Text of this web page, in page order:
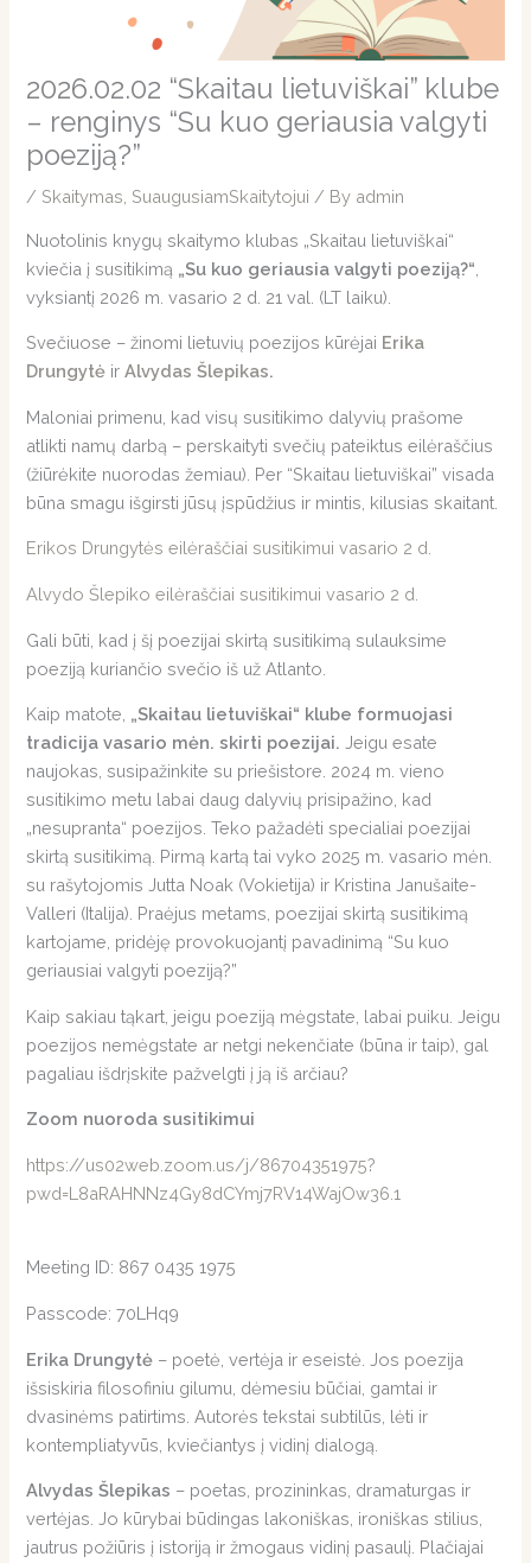
2026.02.02 “Skaitau lietuviškai” klube
– renginys “Su kuo geriausia valgyti
poeziją?”
/ Skaitymas SuaugusiamSkaitytojui / By admin
Nuotolinis knygų skaitymo klubas „Skaitau lietuviškai“
kviečia į susitikimą „Su kuo geriausia valgyti poeziją?“
vyksiantį 2026 m. vasario 2 d. 21 val. (LT laiku).
Svečiuose – žinomi lietuvių poezijos kūrėjai Erika
Drungytė ir Alvydas Šlepikas.
Maloniai primenu, kad visų susitikimo dalyvių prašome
atlikti namų darbą – perskaityti svečių pateiktus eilėraščius
(žiūrėkite nuorodas žemiau). Per “Skaitau lietuviškai” visada
būna smagu išgirsti jūsų įspūdžius ir mintis, kilusias skaitant.
Erikos Drungytės eilėraščiai susitikimui vasario 2 d.
Alvydo Šlepiko eilėraščiai susitikimui vasario 2 d.
Gali būti, kad į šį poezijai skirtą susitikimą sulauksime
poeziją kuriančio svečio iš už Atlanto.
Kaip matote, „Skaitau lietuviškai“ klube formuojasi
tradicija vasario mėn. skirti poezijai. Jeigu esate
naujokas, susipažinkite su priešistore. 2024 m. vieno
susitikimo metu labai daug dalyvių prisipažino, kad
„nesupranta“ poezijos. Teko pažadėti specialiai poezijai
skirtą susitikimą. Pirmą kartą tai vyko 2025 m. vasario mėn.
su rašytojomis Jutta Noak (Vokietija) ir Kristina Janušaite-
Valleri (Italija). Praėjus metams, poezijai skirtą susitikimą
kartojame, pridėję provokuojantį pavadinimą “Su kuo
geriausiai valgyti poeziją?”
Kaip sakiau tąkart, jeigu poeziją mėgstate, labai puiku. Jeigu
poezijos nemėgstate ar netgi nekenčiate (būna ir taip), gal
pagaliau išdrįskite pažvelgti į ją iš arčiau?
Zoom nuoroda susitikimui
https://us02web.zoom.us/j/86704351975?
pwd=L8aRAHNNz4Gy8dCYmj7RV14WajOw36.1
Meeting ID: 867 0435 1975
Passcode: 70LHq9
Erika Drungytė – poetė, vertėja ir eseistė. Jos poezija
išsiskiria filosofiniu gilumu, dėmesiu būčiai, gamtai ir
dvasinėms patirtims. Autorės tekstai subtilūs, lėti ir
kontempliatyvūs, kviečiantys į vidinį dialogą.
Alvydas Šlepikas – poetas, prozininkas, dramaturgas ir
vertėjas. Jo kūrybai būdingas lakoniškas, ironiškas stilius,
jautrus požiūris į istoriją ir žmogaus vidinį pasaulį. Plačiajai